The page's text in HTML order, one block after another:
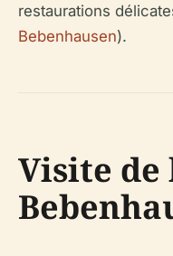
restaurations
Bebenhausen).
Visite de